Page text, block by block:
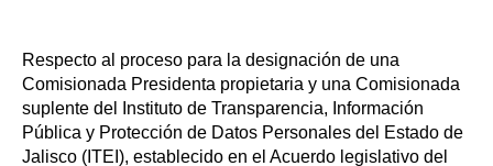
Respecto al proceso para la designación de una
Comisionada Presidenta propietaria y una Comisionada
suplente del Instituto de Transparencia, Información
Pública y Protección de Datos Personales del Estado de
Jalisco (ITEI), establecido en el Acuerdo legislativo del